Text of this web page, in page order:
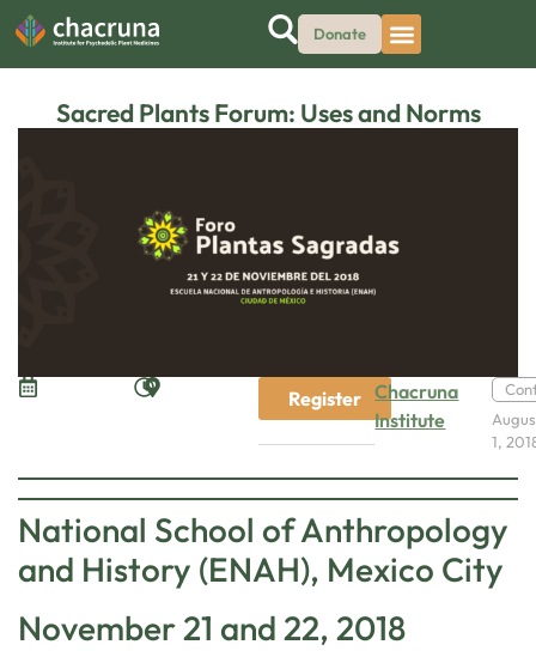
Donate
Sacred Plants Forum: Uses and Norms
Register Chacruna
Institute
1,
National School of Anthropology
and History (ENAH), Mexico City
November 21 and 22, 2018